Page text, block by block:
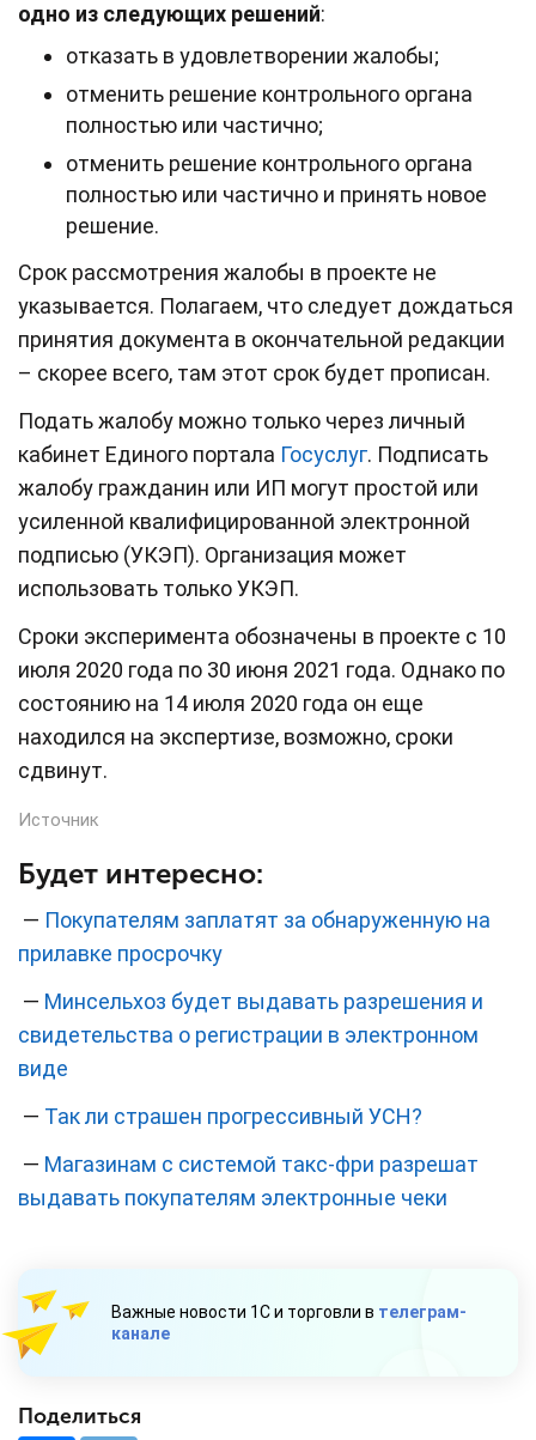
одно из следующих решений:
отказать в удовлетворении жалобы;
отменить решение контрольного органа
полностью или частично;
отменить решение контрольного органа
полностью или частично и принять новое
решение.
Срок рассмотрения жалобы в проекте не
указывается. Полагаем, что следует дождаться
принятия документа в окончательной редакции
– скорее всего, там этот срок будет прописан.
Подать жалобу можно только через личный
кабинет Единого портала Госуслуг. Подписать
жалобу гражданин или ИП могут простой или
усиленной квалифицированной электронной
подписью (УКЭП). Организация может
использовать только УКЭП.
Сроки эксперимента обозначены в проекте с 10
июля 2020 года по 30 июня 2021 года. Однако по
состоянию на 14 июля 2020 года он еще
находился на экспертизе, возможно, сроки
сдвинут.
Источник
Будет интересно:
— Покупателям заплатят за обнаруженную на
прилавке просрочку
— Минсельхоз будет выдавать разрешения и
свидетельства о регистрации в электронном
виде
— Так ли страшен прогрессивный УСН?
— Магазинам с системой такс-фри разрешат
выдавать покупателям электронные чеки
Важные новости 1С и торговли в телеграм-
канале
Поделиться